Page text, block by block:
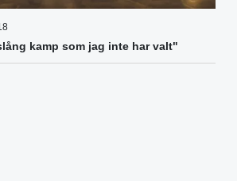
kamp som jag inte har valt"